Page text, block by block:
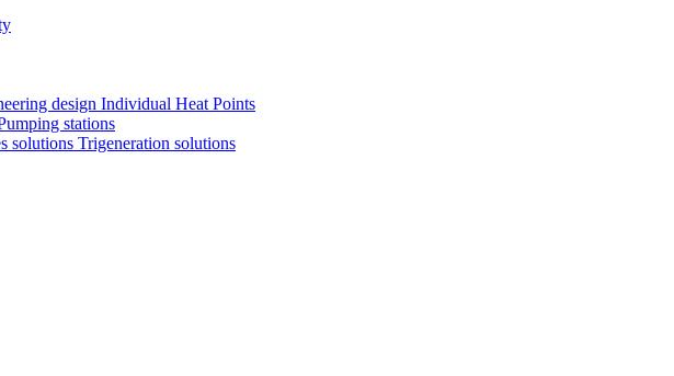
design Individual Heat Points
stations
solutions Trigeneration solutions